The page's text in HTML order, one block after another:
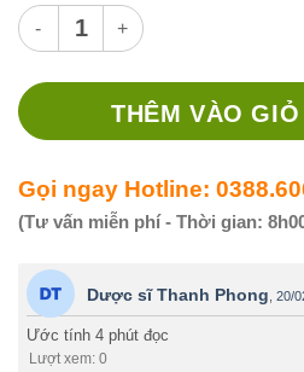
Thuốc levoday 500 thuốc gì?
THÊM VÀO
Gọi ngay Hotline:
(Tư vấn miễn phí - Thời gian:
Dược sĩ Thanh Phong 20/
Ước tính 4 phút đọc
Lượt xem: 0